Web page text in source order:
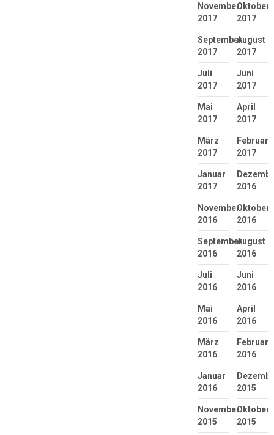
November
2017
Oktober
2017
September
2017
August
2017
Juli
2017
Juni
2017
Mai
2017
April
2017
März
2017
Februar
2017
Januar
2017
2016
November
2016
Oktober
2016
September
2016
August
2016
Juli
2016
Juni
2016
Mai
2016
April
2016
März
2016
Februar
2016
Januar
2016
2015
November
2015
Oktober
2015